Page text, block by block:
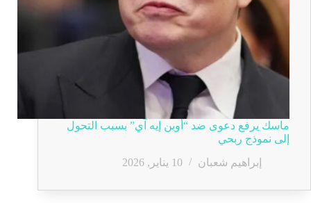
ماسك يرفع دعوى ضد “أوبن إيه آي” بسبب التحول
إلى نموذج ربحي
إبراهيم شعبان
10 يناير, 2026